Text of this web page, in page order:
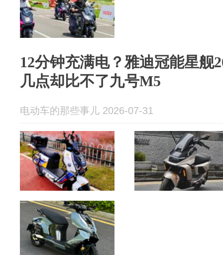
12分钟充满电？雅迪冠能星舰
几点却比不了九号M5
电动车的那些事儿 2026-07-31